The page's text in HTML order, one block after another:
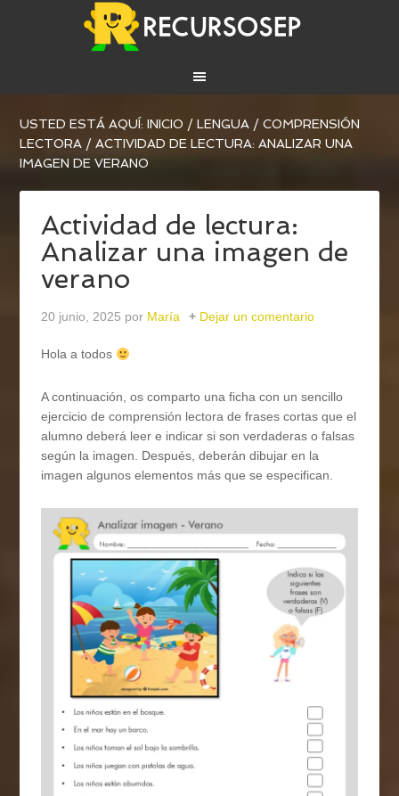
USTED ESTÁ AQUÍ:INICIO / LENGUA / COMPRENSIÓN
LECTORA / ACTIVIDAD DE LECTURA: ANALIZAR UNA
IMAGEN DE VERANO
Actividad de lectura:
Analizar una imagen de
verano
20 junio, 2025 por María Dejar un comentario
Hola a todos
A continuación, os comparto una ficha con un sencillo
ejercicio de comprensión lectora de frases cortas que el
alumno deberá leer e indicar si son verdaderas o falsas
según la imagen. Después, deberán dibujar en la
imagen algunos elementos más que se especifican.